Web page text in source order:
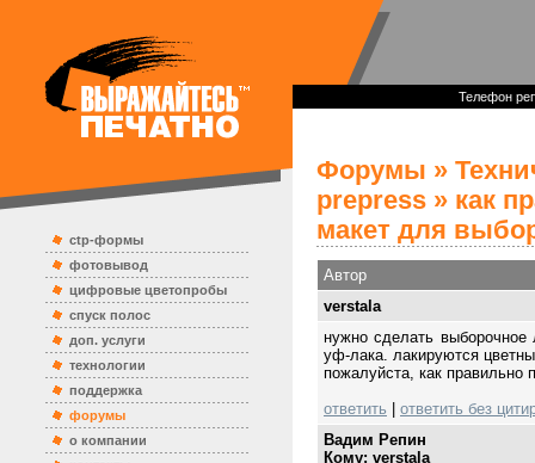
ctp-формы
фотовывод
цифровые цветопробы
спуск полос
доп. услуги
технологии
поддержка
форумы
о компании
Телефон
Форумы »
prepress » как
макет для
Автор
verstala
нужно сделать выборочное
уф-лака. лакируются
пожалуйста, как правильно
ответить
ответить без
Вадим Репин
Кому: verstala